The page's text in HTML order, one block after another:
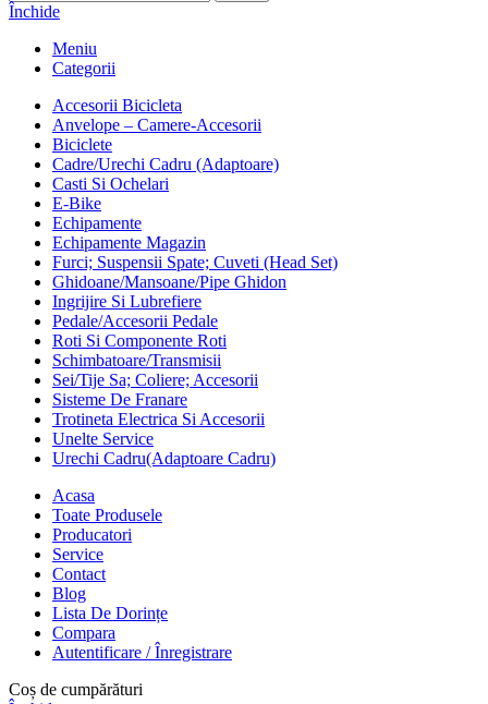
Închide
Meniu
Categorii
Accesorii Bicicleta
Anvelope – Camere-Accesorii
Biciclete
Cadre/Urechi Cadru (Adaptoare)
Casti Si Ochelari
E-Bike
Echipamente
Echipamente Magazin
Furci; Suspensii Spate; Cuveti (Head Set)
Ghidoane/Mansoane/Pipe Ghidon
Ingrijire Si Lubrefiere
Pedale/Accesorii Pedale
Roti Si Componente Roti
Schimbatoare/Transmisii
Sei/Tije Sa; Coliere; Accesorii
Sisteme De Franare
Trotineta Electrica Si Accesorii
Unelte Service
Urechi Cadru(Adaptoare Cadru)
Acasa
Toate Produsele
Producatori
Service
Contact
Blog
Lista De Dorințe
Compara
Autentificare / Înregistrare
Coș de cumpărături